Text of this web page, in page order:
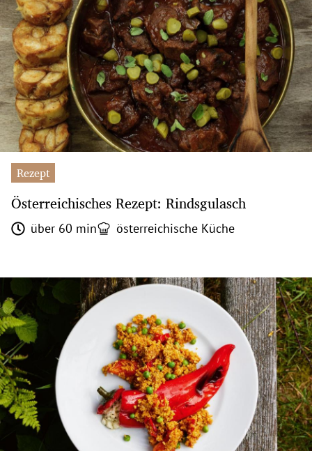
Rezept
Österreichisches Rezept: Rindsgulasch
über 60 min österreichische Küche